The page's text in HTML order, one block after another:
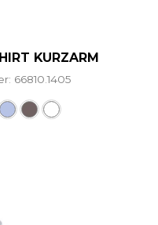
KURZARM
66810.1405